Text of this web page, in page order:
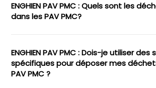
ENGHIEN PAV PMC : Quels sont les
dans les PAV PMC?
ENGHIEN PAV PMC : Dois-je utiliser des
spécifiques pour déposer mes
PAV PMC ?